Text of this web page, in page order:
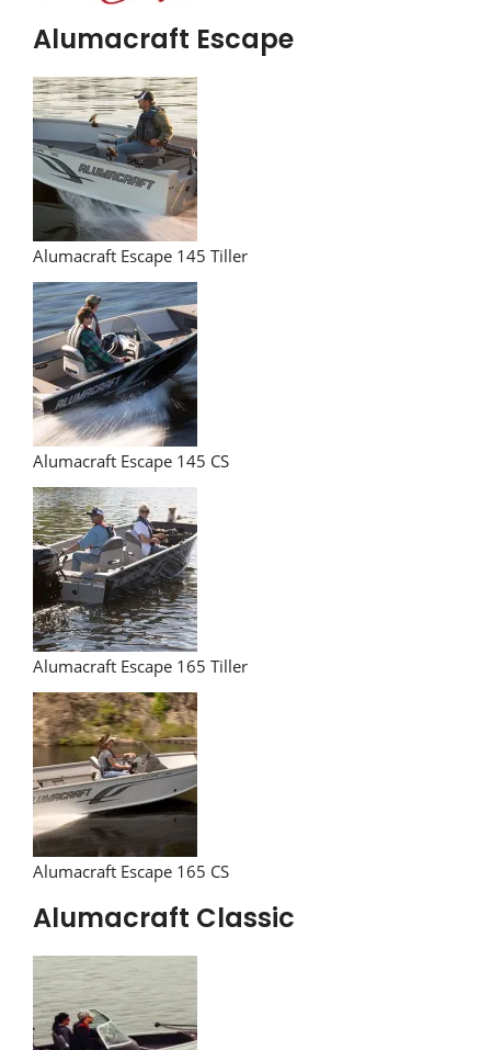
Alumacraft Escape
Alumacraft Escape 145 Tiller
Alumacraft Escape 145 CS
Alumacraft Escape 165 Tiller
Alumacraft Escape 165 CS
Alumacraft Classic